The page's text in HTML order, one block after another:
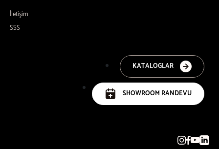
İletişim
SSS
KATALOGLAR
SHOWROOM RANDEVU